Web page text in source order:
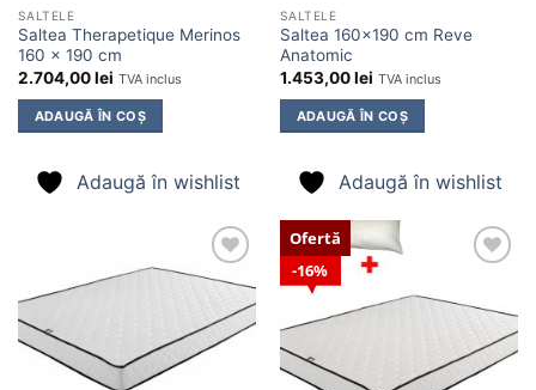
SALTELE
Saltea Therapetique Merinos
160 x 190 cm
2.704,00lei TVA inclus
ADAUGĂ ÎN COȘ
Adaugă în wishlist
SALTELE
Saltea 160×190 cm Reve
Anatomic
1.453,00lei TVA inclus
ADAUGĂ ÎN COȘ
Adaugă în wishlist
Adaugă
wishlist
16%
Ofertă
wishlist